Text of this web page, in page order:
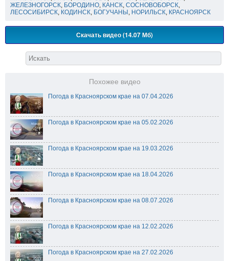
ЖЕЛЕЗНОГОРСК, БОРОДИНО, КАНСК, СОСНОВОБОРСК,
ЛЕСОСИБИРСК, КОДИНСК, БОГУЧАНЫ , НОРИЛЬСК, КРАСНОЯРСК
Скачать видео (14.07 Мб)
Похожее видео
Погода в Красноярском крае на 07.04.2026
Погода в Красноярском крае на 05.02.2026
Погода в Красноярском крае на 19.03.2026
Погода в Красноярском крае на 18.04.2026
Погода в Красноярском крае на 08.07.2026
Погода в Красноярском крае на 12.02.2026
Погода в Красноярском крае на 27.02.2026